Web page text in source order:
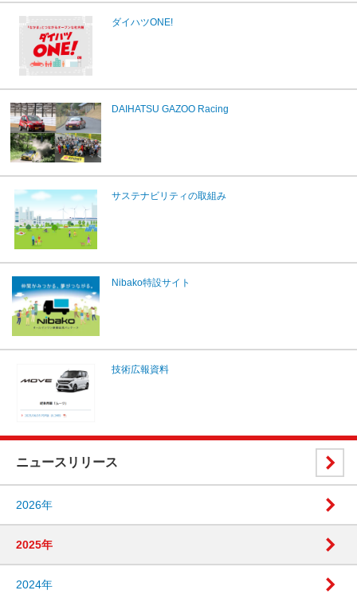
ダイハツONE!
DAIHATSU GAZOO Racing
サステナビリティの取組み
Nibako特設サイト
技術広報資料
ニュースリリース
2026年
2025年
2024年